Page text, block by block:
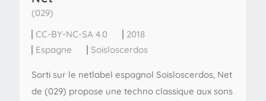
(029)
CC-BY-NC-SA 4.0
2018
Espagne
Soisloscerdos
Sorti sur le netlabel espagnol Soisloscerdos, Net
de (029) propose une techno classique aux sons